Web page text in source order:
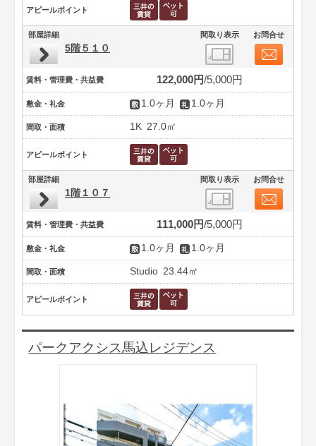
アピールポイント
部屋詳細 間取り表示 お問合せ
5階５１０
賃料・管理費・共益費 122,000円 5,000円
敷金・礼金 1.0ヶ月 1.0ヶ月
間取・面積 1K 27.0㎡
アピールポイント
部屋詳細 間取り表示 お問合せ
1階１０７
賃料・管理費・共益費 111,000円 5,000円
敷金・礼金 1.0ヶ月 1.0ヶ月
間取・面積 Studio 23.44㎡
アピールポイント
パークアクシス馬込レジデンス